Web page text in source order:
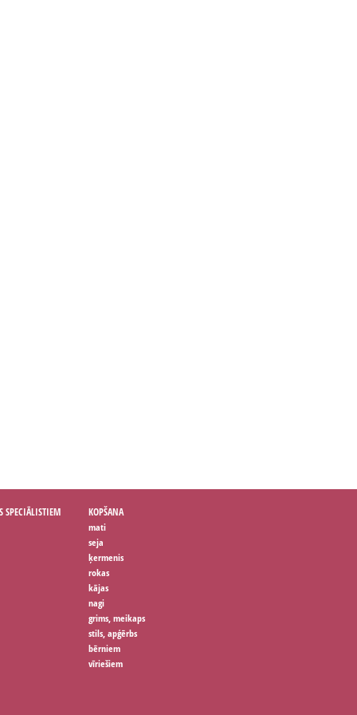
SPECIĀLISTIEM
KOPŠANA
mati
seja
ķermenis
rokas
kājas
nagi
grims, meikaps
stils, apģērbs
bērniem
vīriešiem